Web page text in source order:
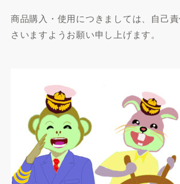
商品購入・使用につきましては、自己
さいますようお願い申し上げます。